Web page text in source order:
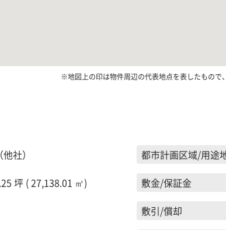
※地図上の印は物件周辺の代表地点を表したもので
社）
坪 ( 27,138.01 ㎡)
都市計画区域/用途
敷金/保証金
敷引/償却